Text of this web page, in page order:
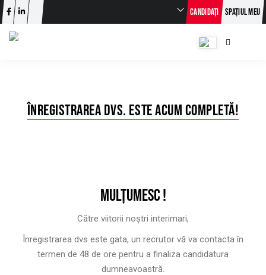
CANDIDAȚI SPAȚIUL MEU
ÎNREGISTRAREA DVS. ESTE ACUM COMPLETĂ!
MULȚUMESC !
Către viitorii noștri interimari,
Înregistrarea dvs este gata, un recrutor vă va contacta în
termen de 48 de ore pentru a finaliza candidatura
dumneavoastră.